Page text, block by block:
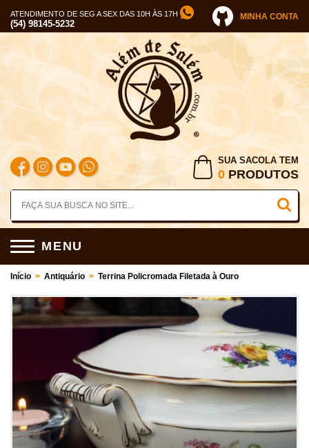
ATENDIMENTO DE SEG A SEX DAS 10H ÀS 17H
(54) 98145-5232
MINHA CONTA
SUA SACOLA TEM
0 PRODUTOS
MENU
Início > Antiquário > Terrina Policromada Filetada à Ouro